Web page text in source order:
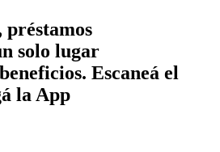
préstamos
solo lugar
Escaneá el
la App